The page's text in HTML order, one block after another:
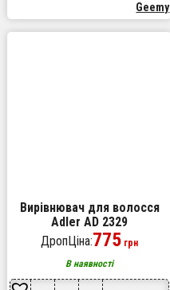
Geemy
Вирівнювач для волосся
Adler AD 2329
ДропЦіна:775 грн
В наявності